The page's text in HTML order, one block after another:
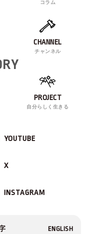
コラム
CHANNEL
チャンネル
PROJECT
自分らしく生きる
YOUTUBE
X
INSTAGRAM